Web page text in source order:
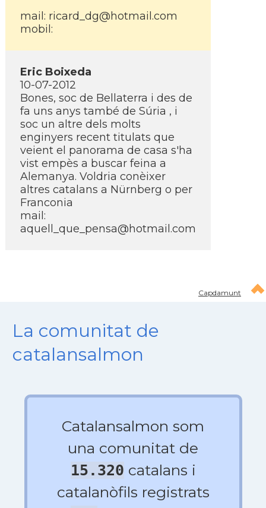
mail: ricard_dg@hotmail.com
mobil:
Eric Boixeda
10-07-2012
Bones, soc de Bellaterra i des de
fa uns anys també de Súria , i
soc un altre dels molts
enginyers recent titulats que
veient el panorama de casa s'ha
vist empès a buscar feina a
Alemanya. Voldria conèixer
altres catalans a Nürnberg o per
Franconia
mail:
aquell_que_pensa@hotmail.com
Capdamunt
La comunitat de
catalansalmon
Catalansalmon som
una comunitat de
15.320 catalans i
catalanòfils registrats